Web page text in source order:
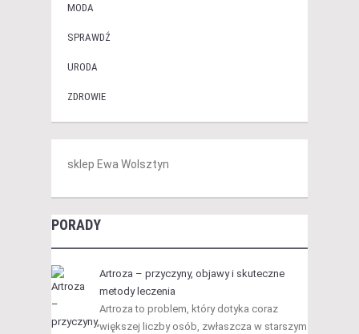
MODA
SPRAWDŹ
URODA
ZDROWIE
sklep Ewa Wolsztyn
PORADY
Artroza – przyczyny, objawy i skuteczne
metody leczenia
Artroza to problem, który dotyka coraz
większej liczby osób, zwłaszcza w starszym